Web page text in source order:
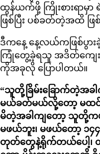
ထွန်ယက်ဖို့ ကြိုးစားရာမှာ
ဖြစ်ပြီး ပစ်ခတ်တဲ့အထိ
ဒီကနေ့ နေ့လယ်ကဖြစ်ပွာ
ကြုံတွေ့ခဲ့ရသူ အဒိတ်ကျေးရွ
ကိုအခုလို ပြောပါတယ်။
“သူတို့ခြိမ်းခြောက်တဲ့အခ
မယ်ခတ်မယ်လို့တော့ မထင်
မိတဲ့အခါကျတော့ သူတို့က
မဖယ်ဘူး၊ မဖယ်တော့ ၁
တုတ်တွေနဲ့ရိုက်တယ်ပေါ့၊